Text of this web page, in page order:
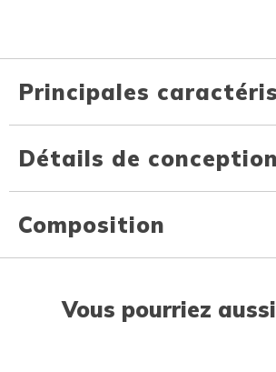
Principales
Détails de conception
Composition
Vous pourriez